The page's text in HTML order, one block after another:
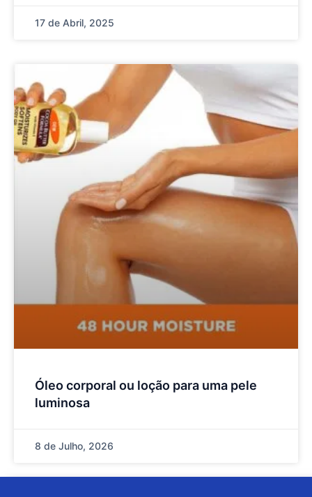
17 de Abril, 2025
Óleo corporal ou loção para uma pele
luminosa
8 de Julho, 2026